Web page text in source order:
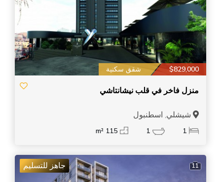
شقق سكنية $829,000
منزل فاخر في قلب نيشانتاشي
شيشلي, اسطنبول
1
1
115 m²
11 جاهز للتسليم